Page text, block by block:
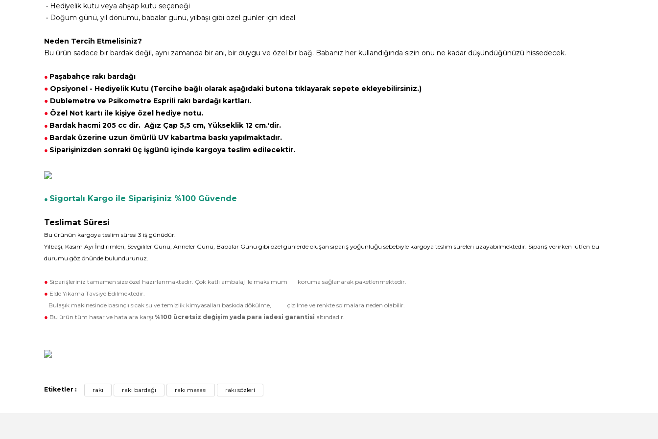
• Hediyelik kutu veya ahşap kutu seçeneği
• Doğum günü, yıl dönümü, babalar günü, yılbaşı gibi özel günler için ideal
Neden Tercih Etmelisiniz?
Bu ürün sadece bir bardak değil, aynı zamanda bir anı, bir duygu ve özel bir bağ. Babanız her kullandığında sizin onu ne kadar düşündüğünüzü hissedecek.
● Paşabahçe rakı bardağı
● Opsiyonel - Hediyelik Kutu (Tercihe bağlı olarak aşağıdaki butona tıklayarak sepete ekleyebilirsiniz.)
● Dublemetre ve Psikometre Esprili rakı bardağı kartları.
● Özel Not kartı ile kişiye özel hediye notu.
● Bardak hacmi 205 cc dir. Ağız Çap 5,5 cm, Yükseklik 12 cm.'dir.
● Bardak üzerine uzun ömürlü UV kabartma baskı yapılmaktadır.
● Siparişinizden sonraki üç işgünü içinde kargoya teslim edilecektir.
● Sigortalı Kargo ile Siparişiniz %100 Güvende
Teslimat Süresi
Bu ürünün kargoya teslim süresi 3 iş günüdür.
Yılbaşı, Kasım Ayı İndirimleri, Sevgililer Günü, Anneler Günü, Babalar Günü gibi özel günlerde oluşan sipariş yoğunluğu sebebiyle kargoya teslim süreleri uzayabilmektedir. Sipariş verirken lütfen bu
durumu göz önünde bulundurunuz.
● Siparişleriniz tamamen size özel hazırlanmaktadır. Çok katlı ambalaj ile maksimum koruma sağlanarak paketlenmektedir.
● Elde Yıkama Tavsiye Edilmektedir.
Bulaşık makinesinde basınçlı sıcak su ve temizlik kimyasalları baskıda dökülme, çizilme ve renkte solmalara neden olabilir.
● Bu ürün tüm hasar ve hatalara karşı %100 ücretsiz değişim yada para iadesi garantisi altındadır.
Etiketler : rakı rakı bardağı rakı masası rakı sözleri